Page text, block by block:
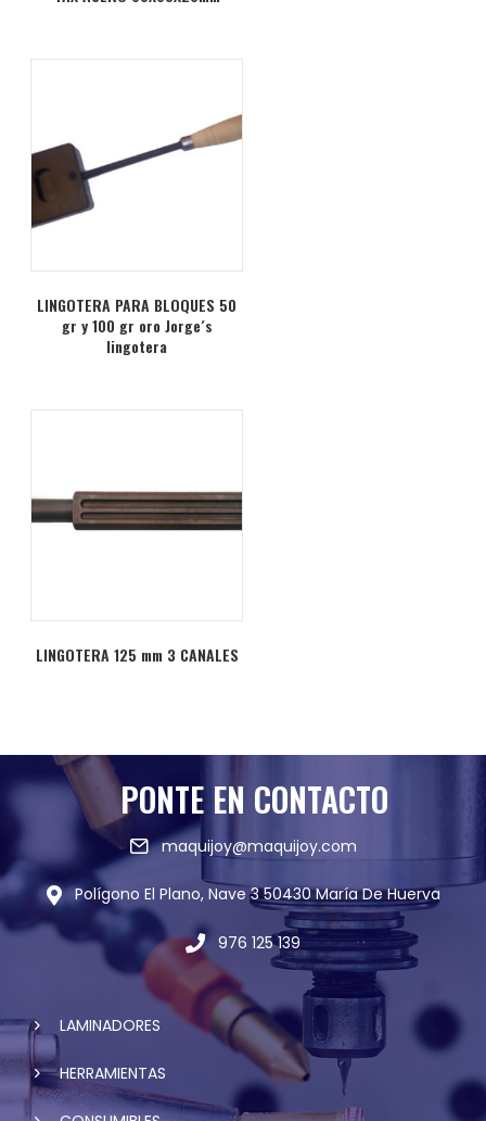
LINGOTERA PARA BLOQUES 50
gr y 100 gr oro Jorge´s
lingotera
LINGOTERA 125 mm 3 CANALES
PONTE EN CONTACTO
maquijoy@maquijoy.com
Polígono El Plano, Nave 3 50430 María De Huerva
976 125 139
LAMINADORES
HERRAMIENTAS